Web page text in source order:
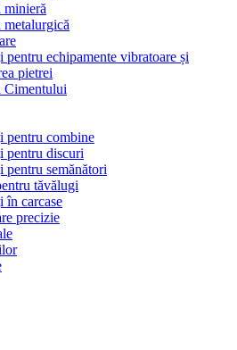
minieră
metalurgică
pentru echipamente vibratoare și
pietrei
Cimentului
pentru combine
pentru discuri
pentru semănători
tăvălugi
în carcase
precizie